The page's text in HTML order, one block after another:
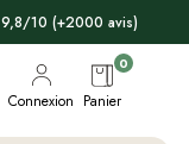
9,8/10 (+2000 avis)
Connexion Panier
0